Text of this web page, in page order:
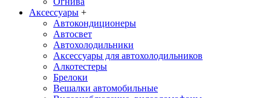
Аксессуары +
Автокондиционеры
Aвтосвет
Автохолодильники
Аксессуары для автохолодильников
Алкотестеры
Брелоки
Вешалки автомобильные